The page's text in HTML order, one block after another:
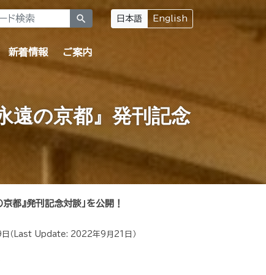
search 日本語 English
新着情報 ご案内
遠の京都』発刊記念
都』発刊記念対談」を公開！
（Last Update: 2022年9月21日 ）